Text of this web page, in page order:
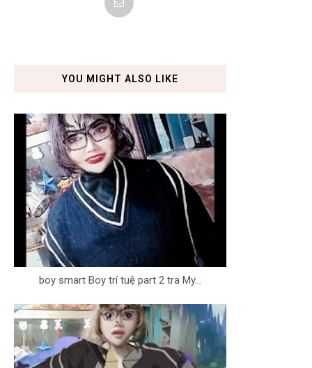
YOU MIGHT ALSO LIKE
boy smart Boy trí tuệ part 2 tra My...